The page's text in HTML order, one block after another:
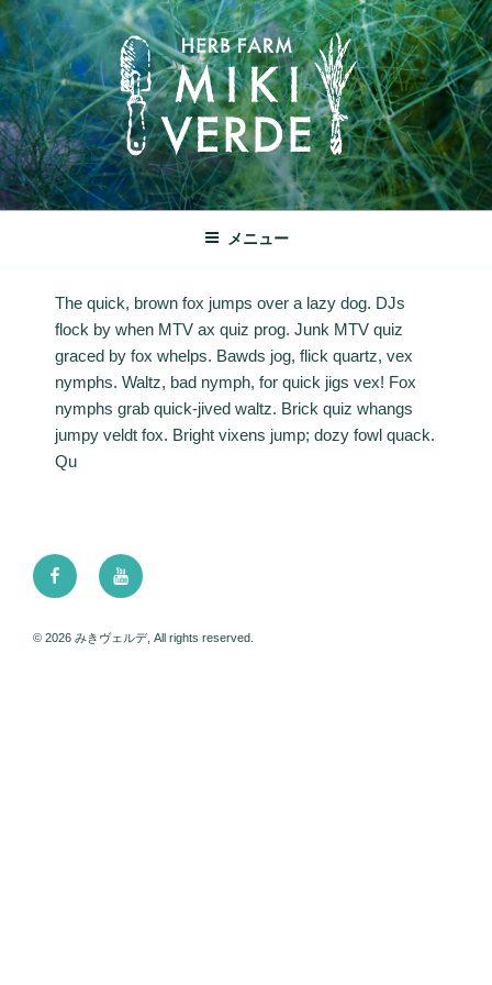
コ
ン
テ
ン
ツ
へ
ス
キ
みきヴェルデ
メニュー
The quick, brown fox jumps over a lazy dog. DJs
flock by when MTV ax quiz prog. Junk MTV quiz
graced by fox whelps. Bawds jog, flick quartz, vex
nymphs. Waltz, bad nymph, for quick jigs vex! Fox
nymphs grab quick-jived waltz. Brick quiz whangs
jumpy veldt fox. Bright vixens jump; dozy fowl quack.
Qu
FacebookYoutube
© 2026 みきヴェルデ, All rights reserved.